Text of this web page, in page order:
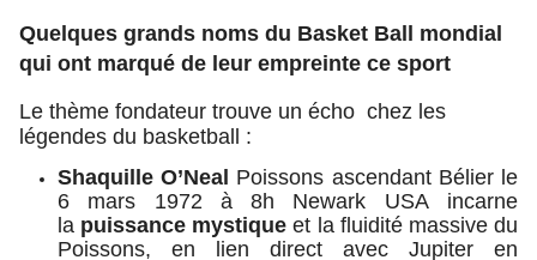
Quelques grands noms du Basket Ball mondial
qui ont marqué de leur empreinte ce sport
Le thème fondateur trouve un écho chez les
légendes du basketball :
Shaquille O’Neal Poissons ascendant Bélier le
6 mars 1972 à 8h Newark USA incarne
la puissance mystique et la fluidité massive du
Poissons, en lien direct avec Jupiter en